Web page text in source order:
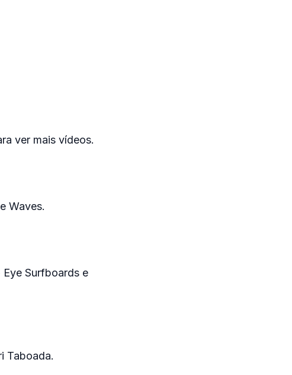
ver mais vídeos.
Waves.
Eye Surfboards e
Taboada.